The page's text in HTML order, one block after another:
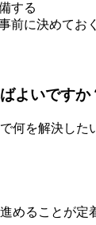
する
前に決めておく
よいですか
何を解決し
めることが